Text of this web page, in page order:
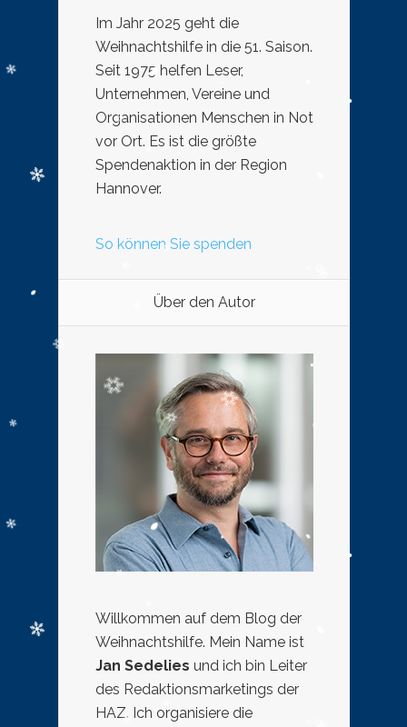
Im Jahr 2025 geht die
Weihnachtshilfe in die 51. Saison.
Seit 1975 helfen Leser,
Unternehmen, Vereine und
Organisationen Menschen in Not
vor Ort. Es ist die größte
Spendenaktion in der Region
Hannover.
So können Sie spenden
Über den Autor
Willkommen auf dem Blog der
Weihnachtshilfe. Mein Name ist
Jan Sedelies und ich bin Leiter
des Redaktionsmarketings der
HAZ. Ich organisiere die